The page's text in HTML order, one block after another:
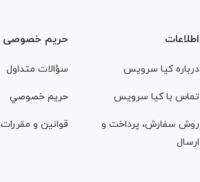
اطلاعات
درباره کيا سرويس
تماس با کيا سرويس
روش سفارش، پرداخت و
ارسال
حریم خصوصی
سؤالات متداول
حريم خصوصي
قوانين و مقررات